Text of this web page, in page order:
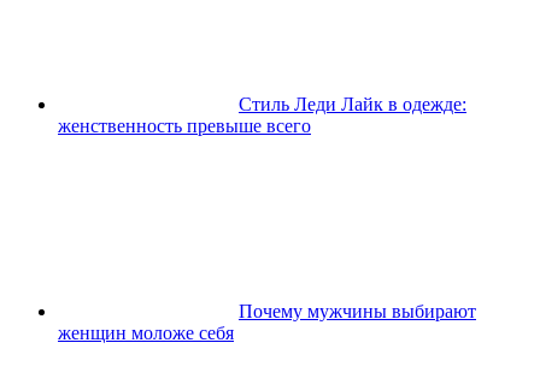
Стиль Леди Лайк в одежде:
женственность превыше всего
Почему мужчины выбирают
женщин моложе себя